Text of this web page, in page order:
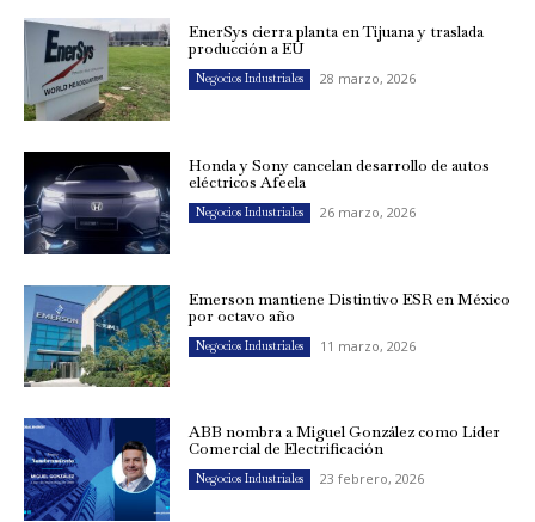
EnerSys cierra planta en Tijuana y traslada
producción a EU
Negocios Industriales 28 marzo, 2026
Honda y Sony cancelan desarrollo de autos
eléctricos Afeela
Negocios Industriales 26 marzo, 2026
Emerson mantiene Distintivo ESR en México
por octavo año
Negocios Industriales 11 marzo, 2026
ABB nombra a Miguel González como Líder
Comercial de Electrificación
Negocios Industriales 23 febrero, 2026